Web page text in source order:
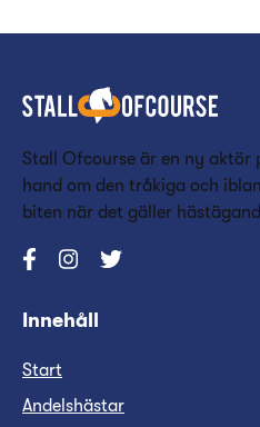
Stall Ofcourse är en ny aktör
hand om den tråkiga och
biten när det gäller
Innehåll
Start
Andelshästar